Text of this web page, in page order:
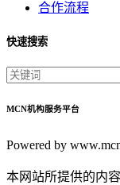
合作流程
快速搜索
MCN机构服务平台
Powered by
本网站所提供的内